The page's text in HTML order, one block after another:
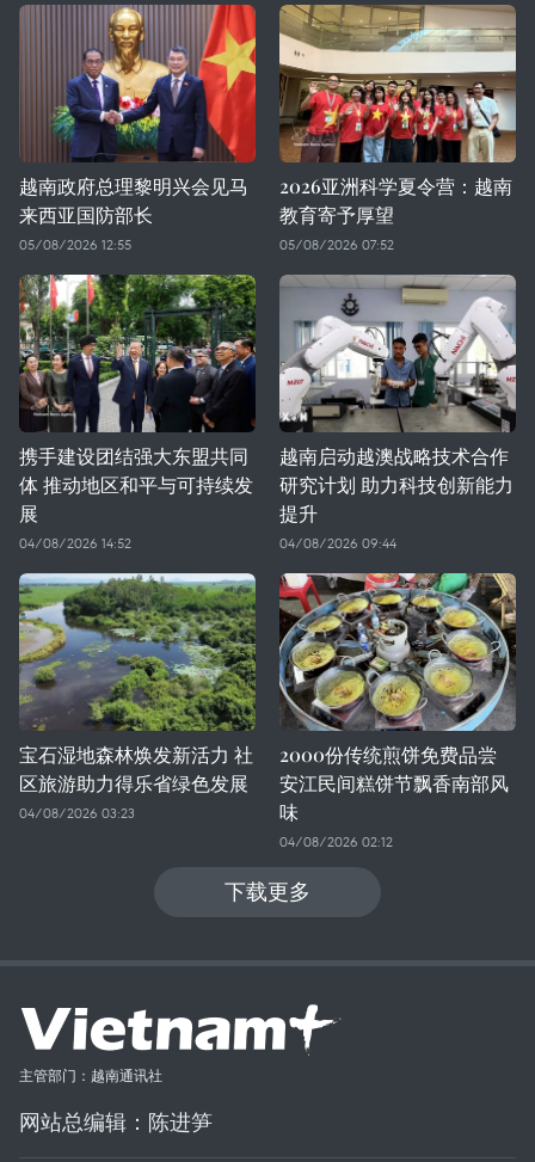
越南政府总理黎明兴会见马
来西亚国防部长
05/08/2026 12:55
2026亚洲科学夏令营：越南
教育寄予厚望
05/08/2026 07:52
携手建设团结强大东盟共同
体 推动地区和平与可持续发
展
04/08/2026 14:52
越南启动越澳战略技术合作
研究计划 助力科技创新能力
提升
04/08/2026 09:44
宝石湿地森林焕发新活力 社
区旅游助力得乐省绿色发展
04/08/2026 03:23
2000份传统煎饼免费品尝
安江民间糕饼节飘香南部风
味
04/08/2026 02:12
下载更多
主管部门：越南通讯社
网站总编辑：陈进笋